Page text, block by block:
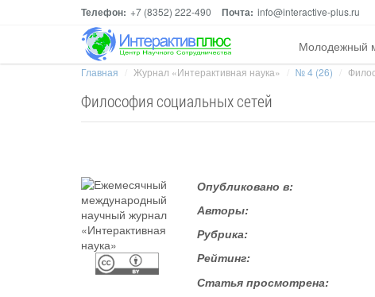
Телефон: +7 (8352) 222-490 Почта: info@interactive-plus.ru
Молодежный
Главная Журнал «Интерактивная наука» № 4 (26)
Философия социальных сетей
Опубликовано в:
Авторы:
Рубрика:
Рейтинг:
Статья просмотрена: